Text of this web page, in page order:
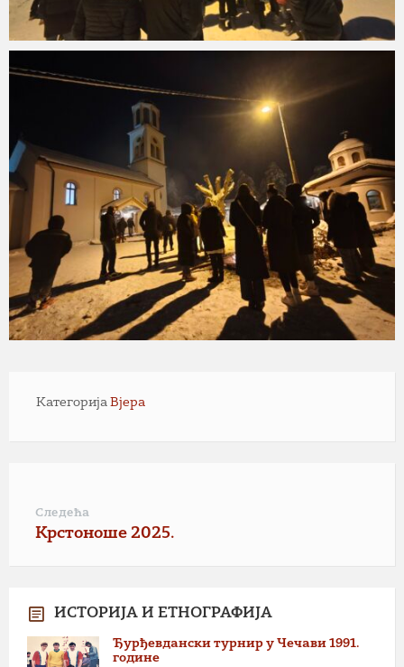
Категорија Вјера
Следећа
Крстоноше 2025.
ИСТОРИЈА И ЕТНОГРАФИЈА
Ђурђевдански турнир у Чечави 1991.
године